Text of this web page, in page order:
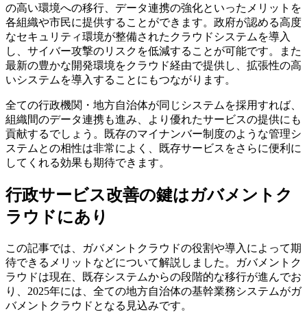
の高い環境への移行、データ連携の強化といったメリットを
各組織や市民に提供することができます。政府が認める高度
なセキュリティ環境が整備されたクラウドシステムを導入
し、サイバー攻撃のリスクを低減することが可能です。また
最新の豊かな開発環境をクラウド経由で提供し、拡張性の高
いシステムを導入することにもつながります。
全ての行政機関・地方自治体が同じシステムを採用すれば、
組織間のデータ連携も進み、より優れたサービスの提供にも
貢献するでしょう。既存のマイナンバー制度のような管理シ
ステムとの相性は非常によく、既存サービスをさらに便利に
してくれる効果も期待できます。
行政サービス改善の鍵はガバメントク
ラウドにあり
この記事では、ガバメントクラウドの役割や導入によって期
待できるメリットなどについて解説しました。ガバメントク
ラウドは現在、既存システムからの段階的な移行が進んでお
り、2025年には、全ての地方自治体の基幹業務システムがガ
バメントクラウドとなる見込みです。